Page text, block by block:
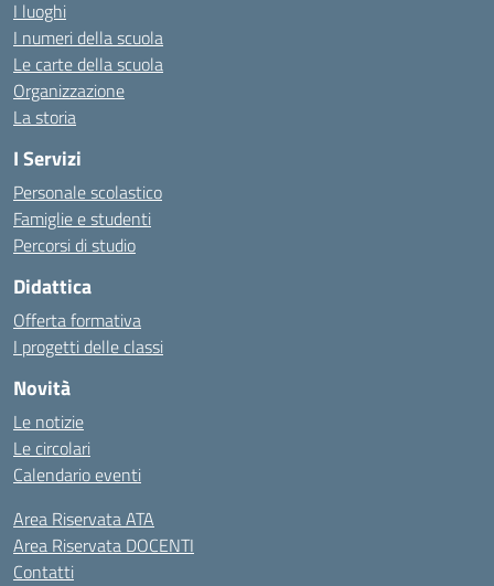
I luoghi
I numeri della scuola
Le carte della scuola
Organizzazione
La storia
I Servizi
Personale scolastico
Famiglie e studenti
Percorsi di studio
Didattica
Offerta formativa
I progetti delle classi
Novità
Le notizie
Le circolari
Calendario eventi
Area Riservata ATA
Area Riservata DOCENTI
Contatti